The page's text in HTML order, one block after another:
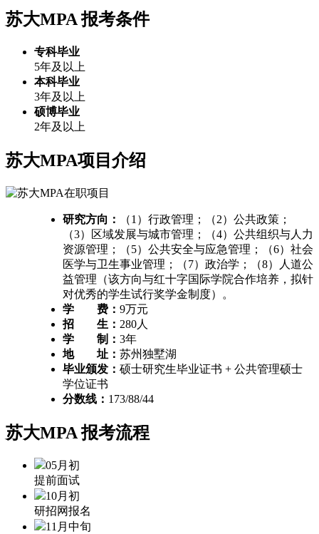
苏大MPA报考条件
专科毕业
5年及以上
本科毕业
3年及以上
硕博毕业
2年及以上
苏大MPA项目介绍
研究方向：
（1）行政管理；（2）公共政策；
（3）区域发展与城市管理；（4）公共组织与人力
资源管理；（5）公共安全与应急管理；（6）社会
医学与卫生事业管理；（7）政治学；（8）人道公
益管理（该方向与红十字国际学院合作培养，拟针
对优秀的学生试行奖学金制度）。
学 费： 9万元
招 生： 280人
学 制： 3年
地 址： 苏州独墅湖
毕业颁发： 硕士研究生毕业证书 + 公共管理硕士
学位证书
分数线： 173/88/44
苏大MPA报考流程
05月初
提前面试
10月初
研招网报名
11月中旬